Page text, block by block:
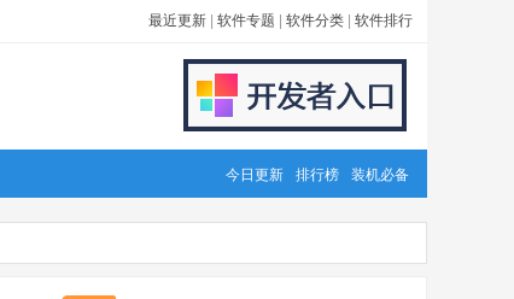
最近更新 软件专题 软件分类 软件排行
今日更新 排行榜 装机必备